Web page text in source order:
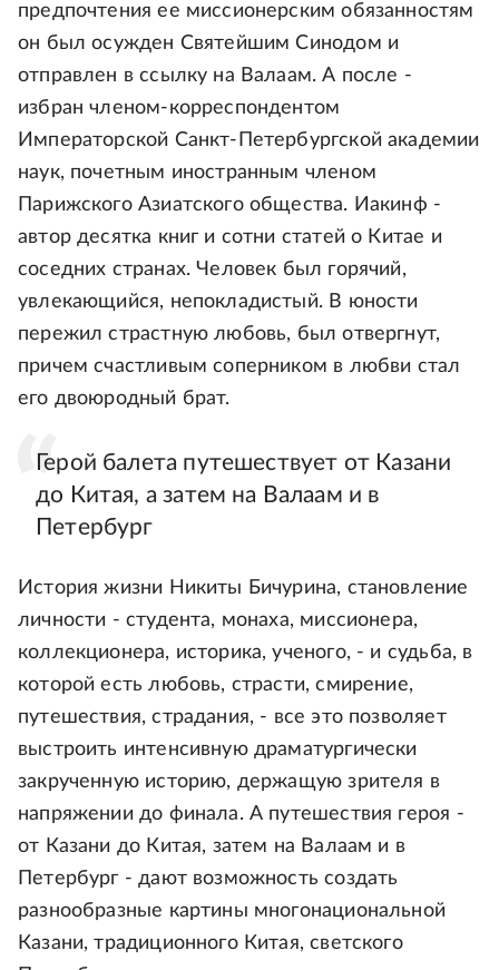
предпочтения ее миссионерским обязанностям
он был осужден Святейшим Синодом и
отправлен в ссылку на Валаам. А после -
избран членом-корреспондентом
Императорской Санкт-Петербургской академии
наук, почетным иностранным членом
Парижского Азиатского общества. Иакинф -
автор десятка книг и сотни статей о Китае и
соседних странах. Человек был горячий,
увлекающийся, непокладистый. В юности
пережил страстную любовь, был отвергнут,
причем счастливым соперником в любви стал
его двоюродный брат.
Герой балета путешествует от Казани
до Китая, а затем на Валаам и в
Петербург
История жизни Никиты Бичурина, становление
личности - студента, монаха, миссионера,
коллекционера, историка, ученого, - и судьба, в
которой есть любовь, страсти, смирение,
путешествия, страдания, - все это позволяет
выстроить интенсивную драматургически
закрученную историю, держащую зрителя в
напряжении до финала. А путешествия героя -
от Казани до Китая, затем на Валаам и в
Петербург - дают возможность создать
разнообразные картины многонациональной
Казани, традиционного Китая, светского